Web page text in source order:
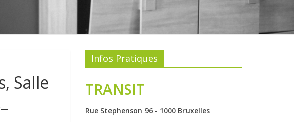
Salle
Infos Pratiques
TRANSIT
Rue Stephenson 96 - 1000 Bruxelles